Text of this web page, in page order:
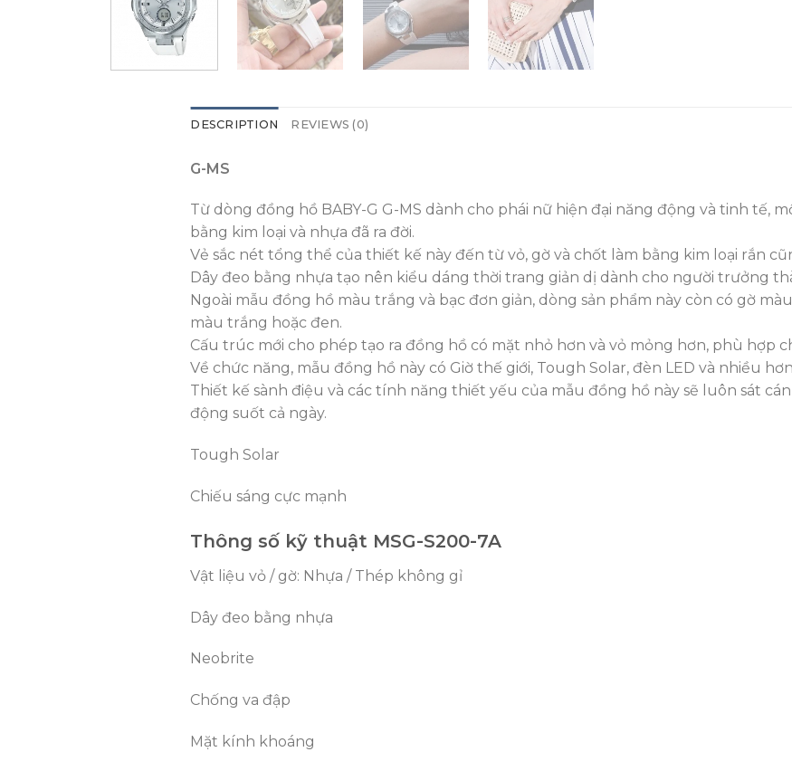
DESCRIPTION REVIEWS (0)
G-MS
Từ dòng đồng hồ BABY-G G-MS dành cho phái nữ hiện đại năng động và tinh tế,
bằng kim loại và nhựa đã ra đời.
Vẻ sắc nét tổng thể của thiết kế này đến từ vỏ, gờ và chốt làm bằng kim loại rắn
Dây đeo bằng nhựa tạo nên kiểu dáng thời trang giản dị dành cho người trưởng
Ngoài mẫu đồng hồ màu trắng và bạc đơn giản, dòng sản phẩm này còn có gờ
màu trắng hoặc đen.
Cấu trúc mới cho phép tạo ra đồng hồ có mặt nhỏ hơn và vỏ mỏng hơn, phù hợp
Về chức năng, mẫu đồng hồ này có Giờ thế giới, Tough Solar, đèn LED và nhiều
Thiết kế sành điệu và các tính năng thiết yếu của mẫu đồng hồ này sẽ luôn sát
động suốt cả ngày.
Tough Solar
Chiếu sáng cực mạnh
Thông số kỹ thuật MSG-S200-7A
Vật liệu vỏ / gờ: Nhựa / Thép không gỉ
Dây đeo bằng nhựa
Neobrite
Chống va đập
Mặt kính khoáng